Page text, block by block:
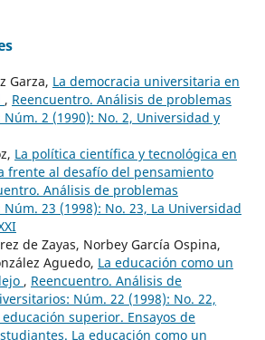
Garza, La democracia universitaria en
, Reencuentro. Análisis de problemas
2 (1990): No. 2, Universidad y
La política científica y tecnológica en
frente al desafío del pensamiento
Análisis de problemas
23 (1998): No. 23, La Universidad
de Zayas, Norbey García Ospina,
Aguedo, La educación como un
, Reencuentro. Análisis de
Núm. 22 (1998): No. 22,
superior. Ensayos de
La educación como un